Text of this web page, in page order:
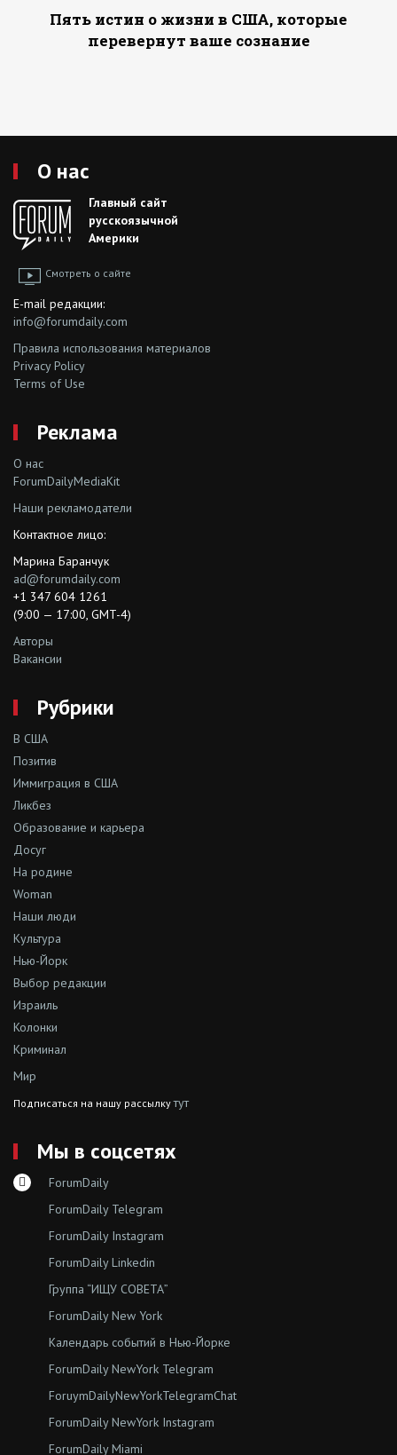
Пять истин о жизни в США, которые
перевернут ваше сознание
О нас
Главный сайт
русскоязычной
Америки
Смотреть о сайте
E-mail редакции:
info@forumdaily.com
Правила использования материалов
Privacy Policy
Terms of Use
Реклама
О нас
ForumDailyMediaKit
Наши рекламодатели
Контактное лицо:
Марина Баранчук
ad@forumdaily.com
+1 347 604 1261
(9:00 — 17:00, GMT-4)
Авторы
Вакансии
Рубрики
В США
Позитив
Иммиграция в США
Ликбез
Образование и карьера
Досуг
На родине
Woman
Наши люди
Культура
Нью-Йорк
Выбор редакции
Израиль
Колонки
Криминал
Мир
Подписаться на нашу рассылкутут
Мы в соцсетях
ForumDaily
ForumDaily Telegram
ForumDaily Instagram
ForumDaily Linkedin
Группа “ИЩУ СОВЕТА”
ForumDaily New York
Календарь событий в Нью-Йорке
ForumDaily NewYork Telegram
ForuymDailyNewYorkTelegramChat
ForumDaily NewYork Instagram
ForumDaily Miami